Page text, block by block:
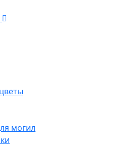
могил